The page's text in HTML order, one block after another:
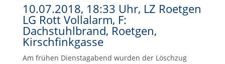
10.07.2018, 18:33 Uhr, LZ Roetgen
LG Rott Vollalarm, F:
Dachstuhlbrand, Roetgen,
Kirschfinkgasse
Am frühen Dienstagabend wurden der Löschzug